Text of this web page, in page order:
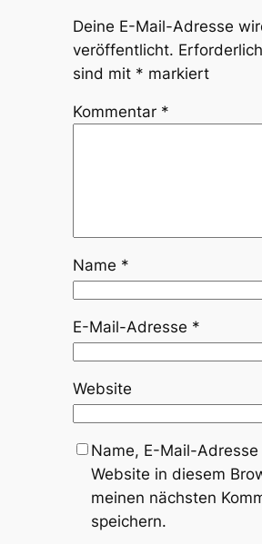
Deine E-Mail-Adresse
veröffentlicht.
sind mit * markiert
Kommentar *
Name *
E-Mail-Adresse *
Website
Name, E-Mail-Adresse
Website in diesem
meinen nächsten
speichern.